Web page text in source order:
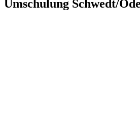
Umschulung Schwedt/